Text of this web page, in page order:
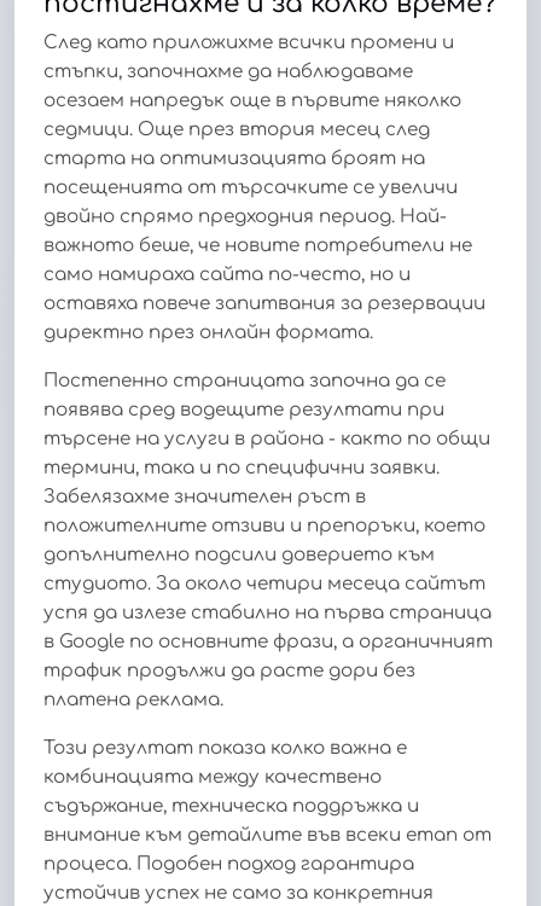
След като приложихме всички промени и
стъпки, започнахме да наблюдаваме
осезаем напредък още в първите няколко
седмици. Още през втория месец след
старта на оптимизацията броят на
посещенията от търсачките се увеличи
двойно спрямо предходния период. Най-
важното беше, че новите потребители не
само намираха сайта по-често, но и
оставяха повече запитвания за резервации
директно през онлайн формата.
Постепенно страницата започна да се
появява сред водещите резултати при
търсене на услуги в района - както по общи
термини, така и по специфични заявки.
Забелязахме значителен ръст в
положителните отзиви и препоръки, което
допълнително подсили доверието към
студиото. За около четири месеца сайтът
успя да излезе стабилно на първа страница
в Google по основните фрази, а органичният
трафик продължи да расте дори без
платена реклама.
Този резултат показа колко важна е
комбинацията между качествено
съдържание, техническа поддръжка и
внимание към детайлите във всеки етап от
процеса. Подобен подход гарантира
устойчив успех не само за конкретния